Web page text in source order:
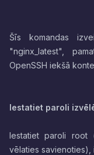
Šīs komandas
"nginx_latest",
OpenSSH iekšā
Iestatiet paroli
Iestatiet paroli root
vēlaties savienoties),